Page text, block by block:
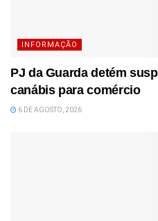
INFORMAÇÃO
PJ da Guarda detém
canábis para comércio
6 DE AGOSTO, 2026